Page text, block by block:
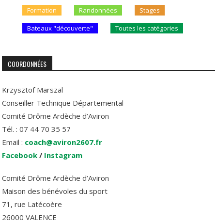
Formation Randonnées Stages
Bateaux "découverte" Toutes les catégories
COORDONNÉES
Krzysztof Marszal
Conseiller Technique Départemental
Comité Drôme Ardèche d’Aviron
Tél. : 07 44 70 35 57
Email : coach@aviron2607.fr
Facebook / Instagram
Comité Drôme Ardèche d’Aviron
Maison des bénévoles du sport
71, rue Latécoère
26000 VALENCE